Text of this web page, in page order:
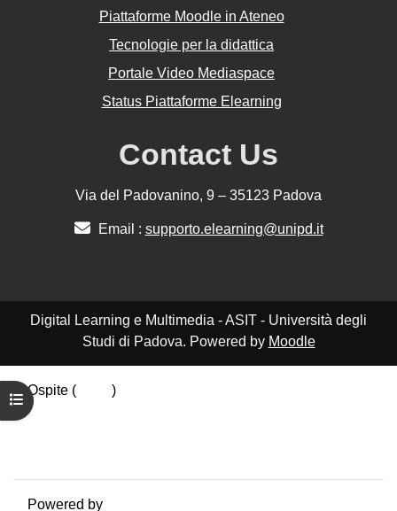
Apri indice del corso
Piattaforme Moodle in Ateneo
Tecnologie per la didattica
Portale Video Mediaspace
Status Piattaforme Elearning
Contact Us
Via del Padovanino, 9 – 35123 Padova
Email : supporto.elearning@unipd.it
Digital Learning e Multimedia - ASIT - Università degli
Studi di Padova. Powered by Moodle
Ospite (
)
Politiche
Powered by